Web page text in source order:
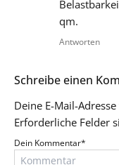
qm.
Antworten
Schreibe einen
Deine E-Mail-
Erforderliche Felder
Dein Kommentar*